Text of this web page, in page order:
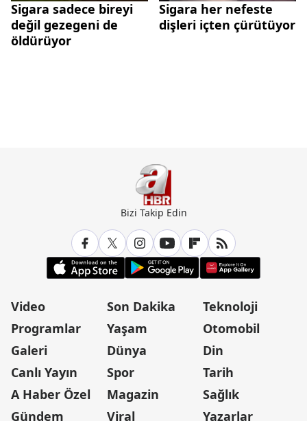
Sigara sadece bireyi
değil gezegeni de
öldürüyor
Sigara her nefeste
dişleri içten çürütüyor
Bizi Takip Edin
Video
Programlar
Galeri
Canlı Yayın
A Haber Özel
Gündem
Son Dakika
Yaşam
Dünya
Spor
Magazin
Viral
Teknoloji
Otomobil
Din
Tarih
Sağlık
Yazarlar